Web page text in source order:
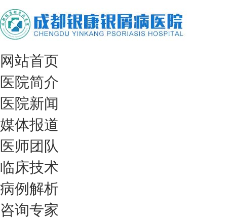
网站首页
医院简介
医院新闻
媒体报道
医师团队
临床技术
病例解析
咨询专家